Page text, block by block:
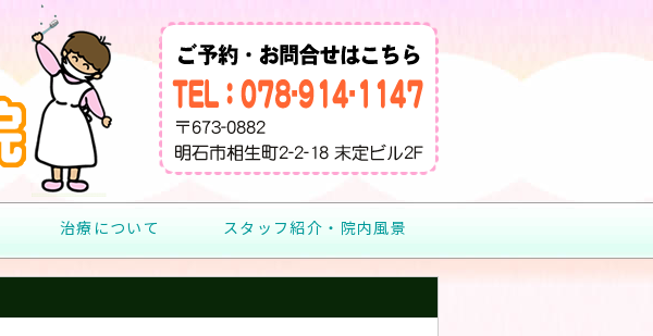
治療について スタッフ紹介・院内風景